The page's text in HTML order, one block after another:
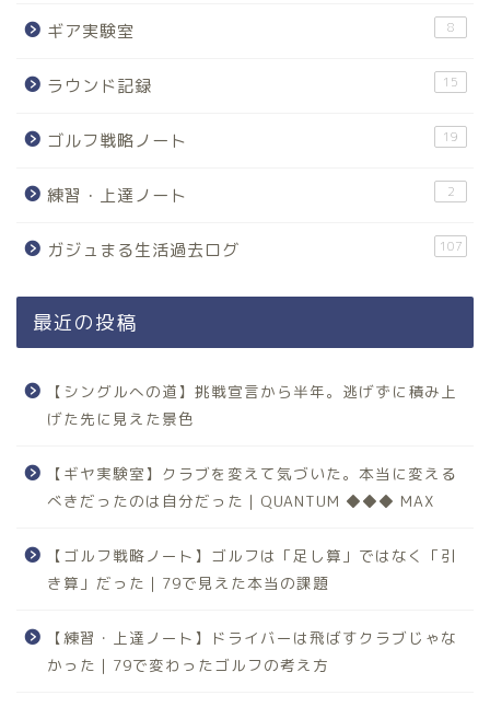
ギア実験室 8
ラウンド記録 15
ゴルフ戦略ノート 19
練習・上達ノート 2
ガジュまる生活過去ログ 107
最近の投稿
【シングルへの道】挑戦宣言から半年。逃げずに積み上
げた先に見えた景色
【ギヤ実験室】クラブを変えて気づいた。本当に変える
べきだったのは自分だった｜QUANTUM ◆◆◆ MAX
【ゴルフ戦略ノート】ゴルフは「足し算」ではなく「引
き算」だった｜79で見えた本当の課題
【練習・上達ノート】ドライバーは飛ばすクラブじゃな
かった｜79で変わったゴルフの考え方